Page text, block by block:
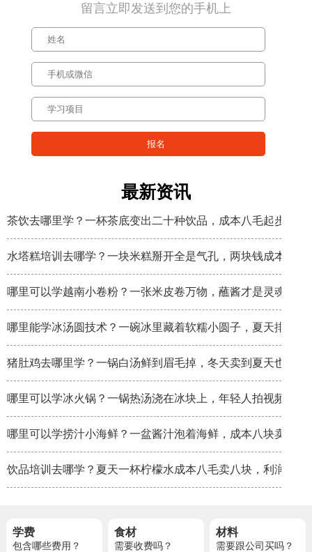
留言立即发送到您的手机上
最新资讯
茶饮去哪里学？一杯茶底变出二十种饮品，成本八毛起步
水塔糕培训去哪学？一块米糕掰开全是气孔，两块钱成本卖八
哪里可以学越南小卷粉？一张米皮卷万物，蘸酱才是灵魂
哪里能学冰汤圆技术？一碗冰里藏着软糯小圆子，夏天排队排
猪肚鸡去哪里学？一锅白汤鲜到眉毛掉，冬天卖到夏天也不淡
哪里可以学冰火锅？一锅热汤浇在冰块上，年轻人拍视频比吃
哪里可以学捞汁小海鲜？一盆酱汁泡着海鲜，成本八块卖三十
饮品培训去哪学？夏天一杯柠檬水成本八毛卖八块，利润率秒
学费
包含哪些费用？
食材
需要收费吗？
材料
需要跟公司买吗？